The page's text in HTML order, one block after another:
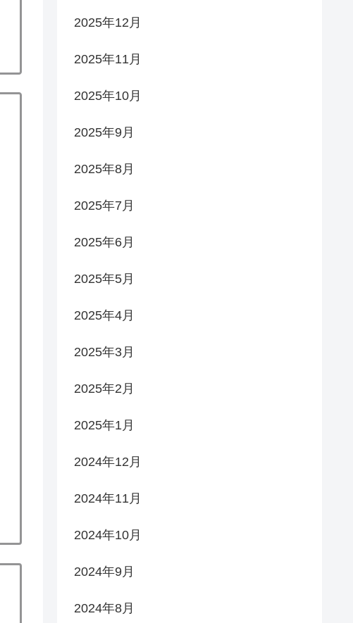
2025年12月
2025年11月
2025年10月
2025年9月
2025年8月
2025年7月
2025年6月
2025年5月
2025年4月
2025年3月
2025年2月
2025年1月
2024年12月
2024年11月
2024年10月
2024年9月
2024年8月